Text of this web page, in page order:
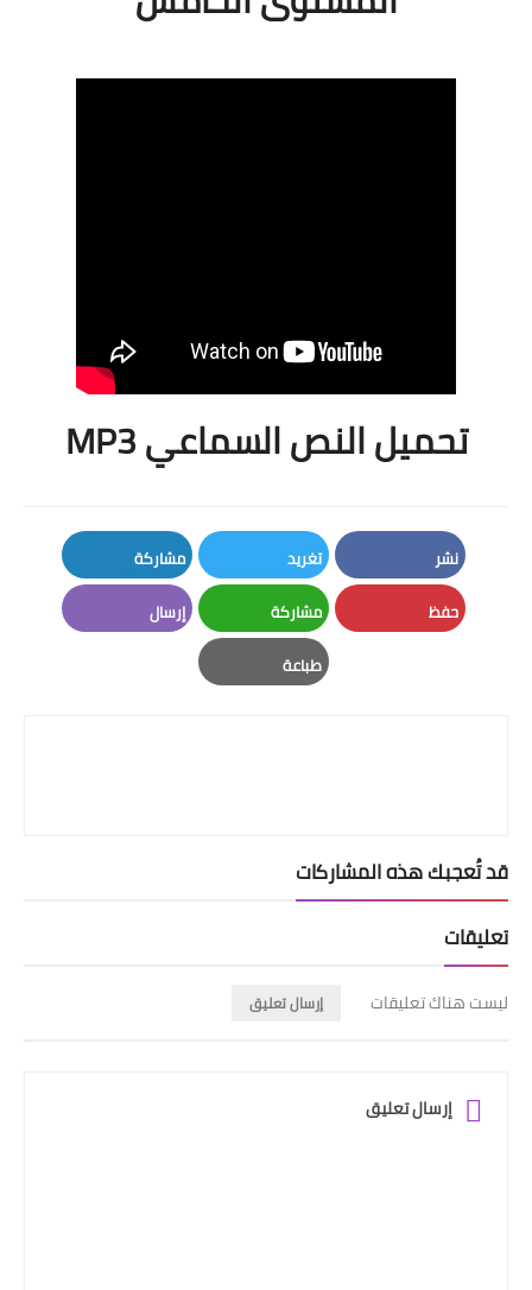
تحميل النص السماعي MP3
نشر
Facebook
تغريد
Twitter
مشاركة
LinkedIn
حفظ مشاركة
Whatsapp
إرسال
طباعة
قد تُعجبك هذه المشاركات
تعليقات
ليست هناك تعليقات إرسال تعليق
إرسال تعليق